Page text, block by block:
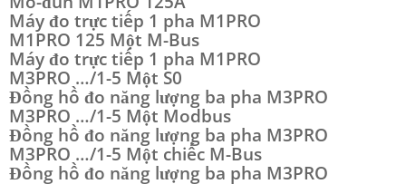
Máy đo trực tiếp 1 pha M1PRO
M1PRO 125 Một M-Bus
Máy đo trực tiếp 1 pha M1PRO
M3PRO …/1-5 Một S0
Đồng hồ đo năng lượng ba pha M3PRO
M3PRO …/1-5 Một Modbus
Đồng hồ đo năng lượng ba pha M3PRO
M3PRO …/1-5 Một chiếc M-Bus
Đồng hồ đo năng lượng ba pha M3PRO